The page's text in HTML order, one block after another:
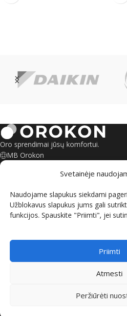
Svetainėje
Naudojame slapukus siekdami
Užblokavus slapukus jums gali
funkcijos. Spauskite "Priimti", jei
Priimti
Atmesti
Peržiūrėti
Oro sprendimai jūsų komfortui.
MB Orokon
Savanorių pr. 135, Kaunas
kontaktai@orokon.lt
INFORMACIJA
PIRKIMO SĄLYGOS
ORO KONDICIONIERIAI
© 2026 MB "Orokon" Visos